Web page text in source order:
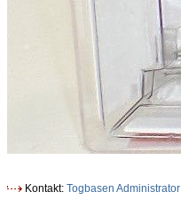
Kontakt: Togbasen Administrator